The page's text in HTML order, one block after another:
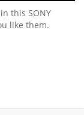
this SONY
like them.